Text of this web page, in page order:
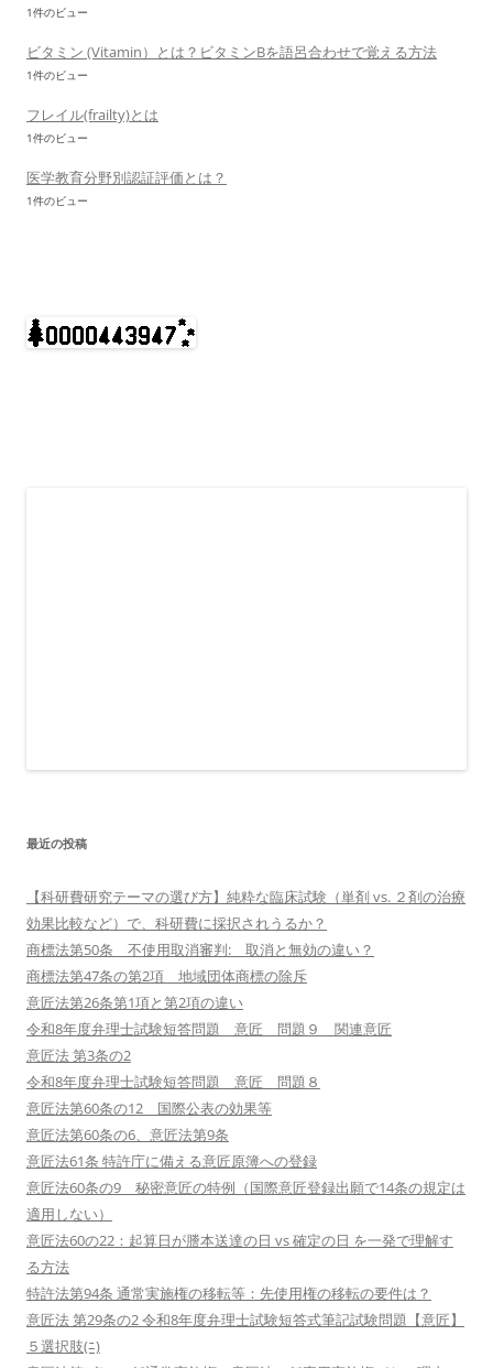
1件のビュー
ビタミン (Vitamin）とは？ビタミンBを語呂合わせで覚える方法
1件のビュー
フレイル(frailty)とは
1件のビュー
医学教育分野別認証評価とは？
1件のビュー
最近の投稿
【科研費研究テーマの選び方】純粋な臨床試験（単剤 vs. ２剤の治療
効果比較など）で、科研費に採択されうるか？
商標法第50条 不使用取消審判: 取消と無効の違い？
商標法第47条の第2項 地域団体商標の除斥
意匠法第26条第1項と第2項の違い
令和8年度弁理士試験短答問題 意匠 問題９ 関連意匠
意匠法 第3条の2
令和8年度弁理士試験短答問題 意匠 問題８
意匠法第60条の12 国際公表の効果等
意匠法第60条の6、意匠法第9条
意匠法61条 特許庁に備える意匠原簿への登録
意匠法60条の9 秘密意匠の特例（国際意匠登録出願で14条の規定は
適用しない）
意匠法60の22：起算日が謄本送達の日 vs 確定の日 を一発で理解す
る方法
特許法第94条 通常実施権の移転等：先使用権の移転の要件は？
意匠法 第29条の2 令和8年度弁理士試験短答式筆記試験問題【意匠】
５選択肢(ﾆ)